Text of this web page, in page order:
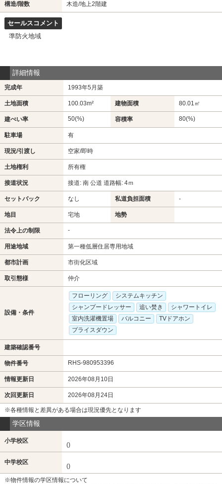
構造/階数 木造/地上2階建
セールスコメント
準防火地域
詳細情報
完成年 1993年5月築
土地面積 100.03m² 建物面積 80.01㎡
建ぺい率 50(%) 容積率 80(%)
駐車場 有
現況/引渡し 空家/即時
土地権利 所有権
接道状況 接道: 南 公道 道路幅: 4ｍ
セットバック なし 私道負担面積 -
地目 宅地 地勢
法令上の制限 -
用途地域 第一種低層住居専用地域
都市計画 市街化区域
取引態様 仲介
設備・条件
フローリング
システムキッチン
シャンプードレッサー
追い焚き
シャワートイレ
室内洗濯機置場
バルコニー
TVドアホン
プライスダウン
建築確認番号
物件番号 RHS-980953396
情報更新日 2026年08月10日
次回更新日 2026年08月24日
※各種情報と差異がある場合は現況優先となります
学区情報
小学校区
()
中学校区
()
※物件情報の学区情報について